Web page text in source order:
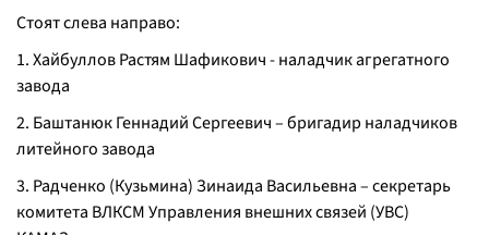
Стоят слева направо:
1. Хайбуллов Растям Шафикович - наладчик агрегатного
завода
2. Баштанюк Геннадий Сергеевич – бригадир наладчиков
литейного завода
3. Радченко (Кузьмина) Зинаида Васильевна – секретарь
комитета ВЛКСМ Управления внешних связей (УВС)